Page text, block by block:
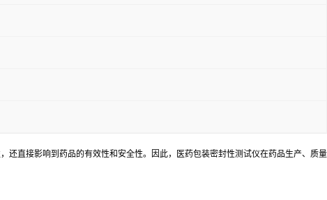
还直接影响到药品的有效性和安全性。因此，医药包装密封性测试仪在药品生产、质量